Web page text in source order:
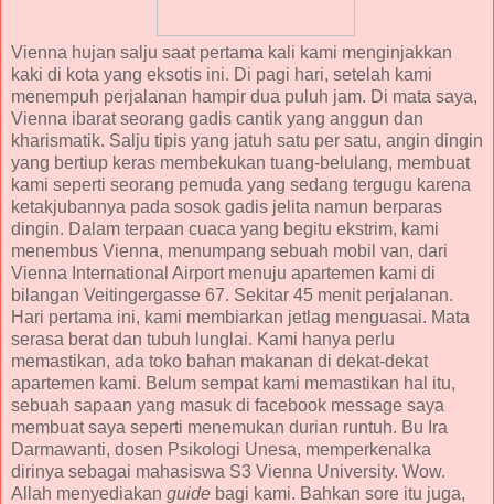
Vienna hujan salju saat pertama kali kami menginjakkan
kaki di kota yang eksotis ini. Di pagi hari, setelah kami
menempuh perjalanan hampir dua puluh jam. Di mata saya,
Vienna ibarat seorang gadis cantik yang anggun dan
kharismatik. Salju tipis yang jatuh satu per satu, angin dingin
yang bertiup keras membekukan tuang-belulang, membuat
kami seperti seorang pemuda yang sedang tergugu karena
ketakjubannya pada sosok gadis jelita namun berparas
dingin. Dalam terpaan cuaca yang begitu ekstrim, kami
menembus Vienna, menumpang sebuah mobil van, dari
Vienna International Airport menuju apartemen kami di
bilangan Veitingergasse 67. Sekitar 45 menit perjalanan.
Hari pertama ini, kami membiarkan jetlag menguasai. Mata
serasa berat dan tubuh lunglai. Kami hanya perlu
memastikan, ada toko bahan makanan di dekat-dekat
apartemen kami. Belum sempat kami memastikan hal itu,
sebuah sapaan yang masuk di facebook message saya
membuat saya seperti menemukan durian runtuh. Bu Ira
Darmawanti, dosen Psikologi Unesa, memperkenalka
dirinya sebagai mahasiswa S3 Vienna University. Wow.
Allah menyediakan guide bagi kami. Bahkan sore itu juga,